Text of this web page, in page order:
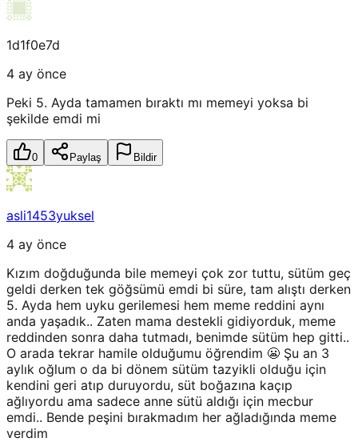
1d1f0e7d
4 ay önce
Peki 5. Ayda tamamen bıraktı mı memeyi yoksa bi
şekilde emdi mi
0 Paylaş Bildir
asli1453yuksel
4 ay önce
Kızım doğduğunda bile memeyi çok zor tuttu, sütüm geç
geldi derken tek göğsümü emdi bi süre, tam alıştı derken
5. Ayda hem uyku gerilemesi hem meme reddini aynı
anda yaşadık.. Zaten mama destekli gidiyorduk, meme
reddinden sonra daha tutmadı, benimde sütüm hep gitti..
O arada tekrar hamile olduğumu öğrendim 😬 Şu an 3
aylık oğlum o da bi dönem sütüm tazyikli olduğu için
kendini geri atıp duruyordu, süt boğazına kaçıp
ağlıyordu ama sadece anne sütü aldığı için mecbur
emdi.. Bende peşini bırakmadım her ağladığında meme
verdim